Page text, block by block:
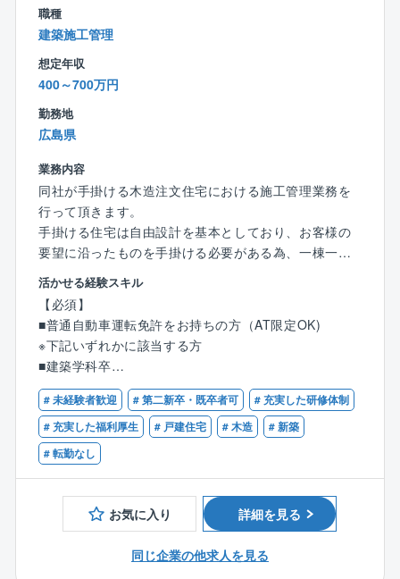
◆飛び込み営業なし！エディオンでリフォームに興味
をもっていただいたお客様へのご案内のため、営業し
◆休日は月9日安定して取得可能！シフト制ですが基本
的に担当顧客との打ち合わせ状況を自分で考えながら
組んでいけるため、休みは柔軟に取れる環境です。
◆連休の取得も可能！上期と下期でそれぞれ4連休とれ
職種
建築施工管理
想定年収
400～700万円
勤務地
広島県
業務内容
同社が手掛ける木造注文住宅における施工管理業務を
行って頂きます。
手掛ける住宅は自由設計を基本としており、お客様の
要望に沿ったものを手掛ける必要がある為、一棟一棟
にこだわった施工が必要になります。
【建築工事未経験者の方へ】
ご入社後は先輩社員に同行して現場を覚えて頂きま
す。簡単な発注業務からお任せし、少しずつ現場をお
任せします。先輩の補佐付きなので安心です♪
【業務内容】
木造住宅の施工管理を担当します。
■図面や工期に合わせて資材や協力業者の手配
■引渡までの現場における安全、工程、予算の管理
■各工程の仕様確認など
■現場：事務作業＝8：2
活かせる経験スキル
【必須】
■普通自動車運転免許をお持ちの方（AT限定OK)
※下記いずれかに該当する方
■建築学科卒
■建築業界経験
【歓迎】
■施工管理技士資格（1級または2級）
■建築士資格（一級または二級）
# 未経験者歓迎 # 第二新卒・既卒者可
# 充実した研修体制
# 充実した福利厚生
# 戸建住宅 # 木造
# 新築
# 転勤なし
お気に入り 詳細を見る
同じ企業の他求人を見る